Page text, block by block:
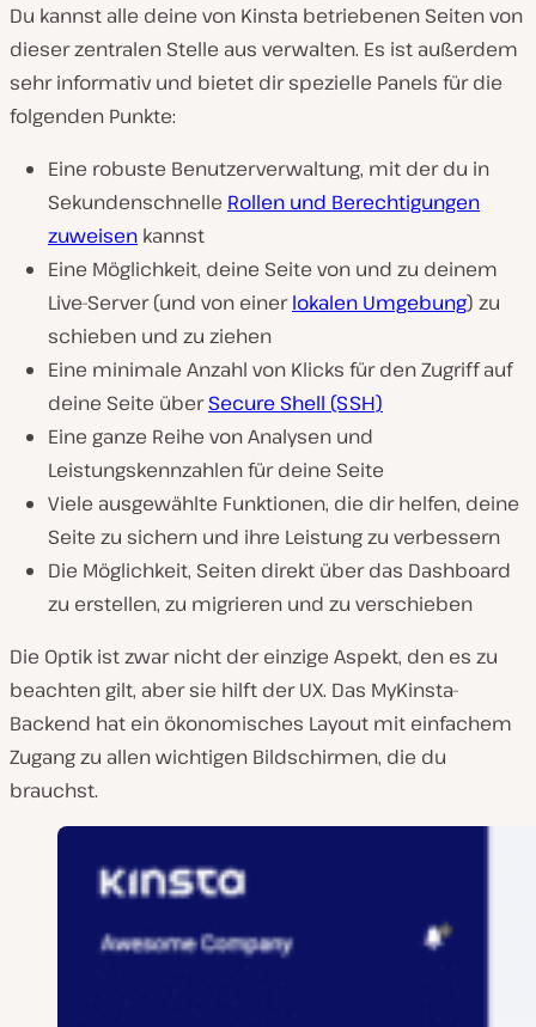
Du kannst alle deine von Kinsta betriebenen Seiten von
dieser zentralen Stelle aus verwalten. Es ist außerdem
sehr informativ und bietet dir spezielle Panels für die
folgenden Punkte:
Eine robuste Benutzerverwaltung, mit der du in
Sekundenschnelle Rollen und Berechtigungen
zuweisen kannst
Eine Möglichkeit, deine Seite von und zu deinem
Live-Server (und von einerlokalen Umgebung) zu
schieben und zu ziehen
Eine minimale Anzahl von Klicks für den Zugriff auf
deine Seite überSecure Shell (SSH)
Eine ganze Reihe von Analysen und
Leistungskennzahlen für deine Seite
Viele ausgewählte Funktionen, die dir helfen, deine
Seite zu sichern und ihre Leistung zu verbessern
Die Möglichkeit, Seiten direkt über das Dashboard
zu erstellen, zu migrieren und zu verschieben
Die Optik ist zwar nicht der einzige Aspekt, den es zu
beachten gilt, aber sie hilft der UX. Das MyKinsta-
Backend hat ein ökonomisches Layout mit einfachem
Zugang zu allen wichtigen Bildschirmen, die du
brauchst.